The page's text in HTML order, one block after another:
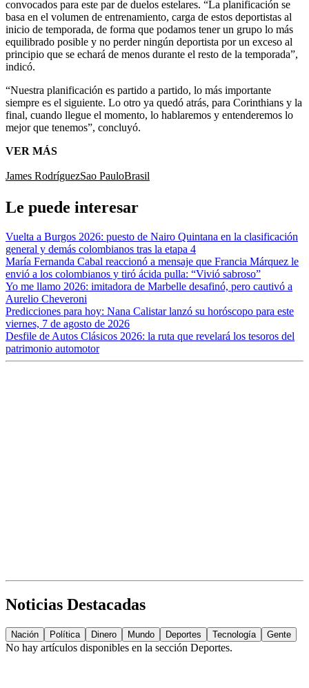
convocados para este par de duelos estelares. “La planificación se
basa en el volumen de entrenamiento, carga de estos deportistas al
inicio de temporada, de forma que podamos tener un grupo lo más
equilibrado posible y no perder ningún deportista por un exceso al
principio que se echará de menos durante el resto de la temporada”,
indicó.
“Nuestra planificación es partido a partido, lo más importante
siempre es el siguiente. Lo otro ya quedó atrás, para Corinthians y la
final, cuando llegue el momento, lo hablaremos y entenderemos lo
mejor que tenemos”, concluyó.
VER MÁS
James RodríguezSao PauloBrasil
Le puede interesar
Vuelta a Burgos 2026: puesto de Nairo Quintana en la clasificación
general y demás colombianos tras la etapa 4
María Fernanda Cabal reaccionó a mensaje que Francia Márquez le
envió a los colombianos y tiró ácida pulla: “Vivió sabroso”
Yo me llamo 2026: imitadora de Marbelle desafinó, pero cautivó a
Aurelio Cheveroni
Predicciones para hoy: Nana Calistar lanzó su horóscopo para este
viernes, 7 de agosto de 2026
Desfile de Autos Clásicos 2026: la ruta que revelará los tesoros del
patrimonio automotor
Noticias Destacadas
Nación Política Dinero Mundo Deportes Tecnología Gente
No hay artículos disponibles en la sección Deportes.